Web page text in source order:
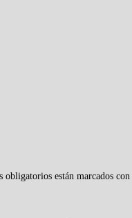
obligatorios están marcados con